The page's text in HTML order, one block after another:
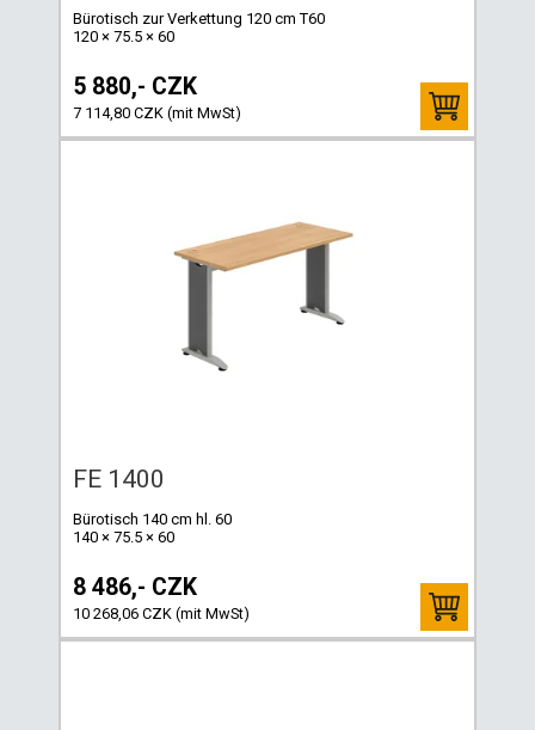
Bürotisch zur Verkettung 120 cm T60
120 × 75.5 × 60
5 880,- CZK
7 114,80 CZK (mit MwSt)
FE 1400
Bürotisch 140 cm hl. 60
140 × 75.5 × 60
8 486,- CZK
10 268,06 CZK (mit MwSt)